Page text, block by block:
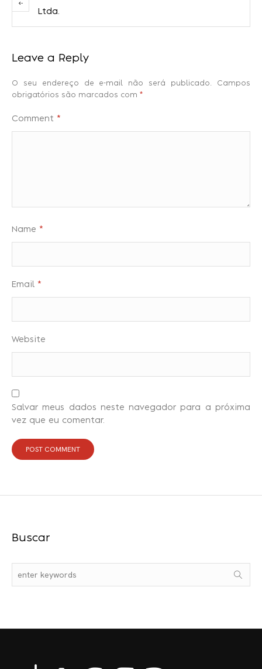
Ltda.
Leave a Reply
O seu endereço de e-mail não será publicado.
Campos
obrigatórios são marcados com *
Comment *
Name *
Email *
Website
Salvar meus dados neste navegador para a próxima
vez que eu comentar.
Buscar